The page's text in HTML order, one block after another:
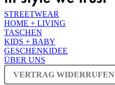
STREETWEAR
HOME + LIVING
TASCHEN
KIDS + BABY
GESCHENKIDEE
ÜBER UNS
VERTRAG WIDERRUFEN